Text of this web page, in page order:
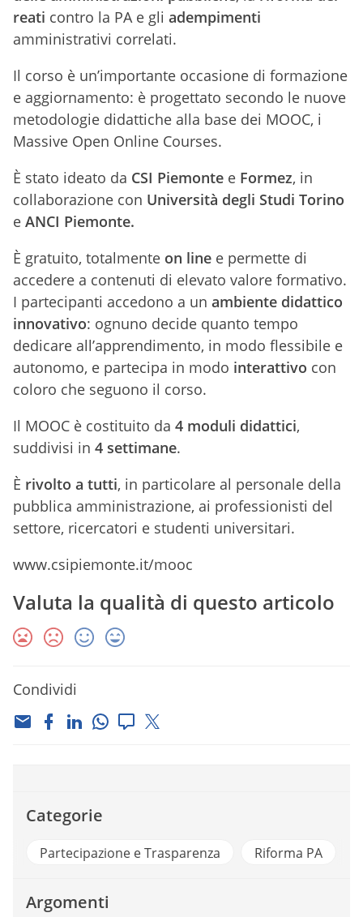
reati contro la PA e gli adempimenti
amministrativi correlati.
Il corso è un’importante occasione di formazione
e aggiornamento: è progettato secondo le nuove
metodologie didattiche alla base dei MOOC, i
Massive Open Online Courses.
È stato ideato da CSI Piemonte e Formez, in
collaborazione con Università degli Studi Torino
e ANCI Piemonte.
È gratuito, totalmente on line e permette di
accedere a contenuti di elevato valore formativo.
I partecipanti accedono a un ambiente didattico
innovativo: ognuno decide quanto tempo
dedicare all’apprendimento, in modo flessibile e
autonomo, e partecipa in modo interattivo con
coloro che seguono il corso.
Il MOOC è costituito da 4 moduli didattici,
suddivisi in 4 settimane.
È rivolto a tutti, in particolare al personale della
pubblica amministrazione, ai professionisti del
settore, ricercatori e studenti universitari.
www.csipiemonte.it/mooc
Valuta la qualità di questo articolo
Condividi
Categorie
Partecipazione e Trasparenza Riforma PA
Argomenti